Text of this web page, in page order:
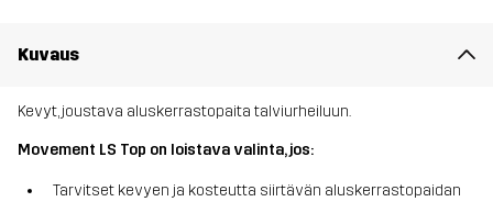
Kuvaus
Kevyt, joustava aluskerrastopaita talviurheiluun.
Movement LS Top on loistava valinta, jos:
Tarvitset kevyen ja kosteutta siirtävän aluskerrastopaidan